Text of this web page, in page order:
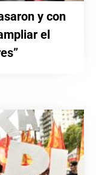
y con
el